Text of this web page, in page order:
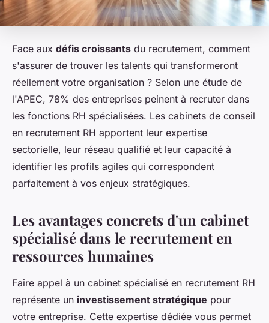
Face aux défis croissants du recrutement, comment
s'assurer de trouver les talents qui transformeront
réellement votre organisation ? Selon une étude de
l'APEC, 78% des entreprises peinent à recruter dans
les fonctions RH spécialisées. Les cabinets de conseil
en recrutement RH apportent leur expertise
sectorielle, leur réseau qualifié et leur capacité à
identifier les profils agiles qui correspondent
parfaitement à vos enjeux stratégiques.
Les avantages concrets d'un cabinet
spécialisé dans le recrutement en
ressources humaines
Faire appel à un cabinet spécialisé en recrutement RH
représente un investissement stratégique pour
votre entreprise. Cette expertise dédiée vous permet